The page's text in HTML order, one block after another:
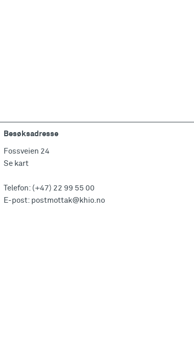
Besøksadresse
Fossveien 24
Se kart
Telefon: (+47) 22 99 55 00
E-post: postmottak@khio.no